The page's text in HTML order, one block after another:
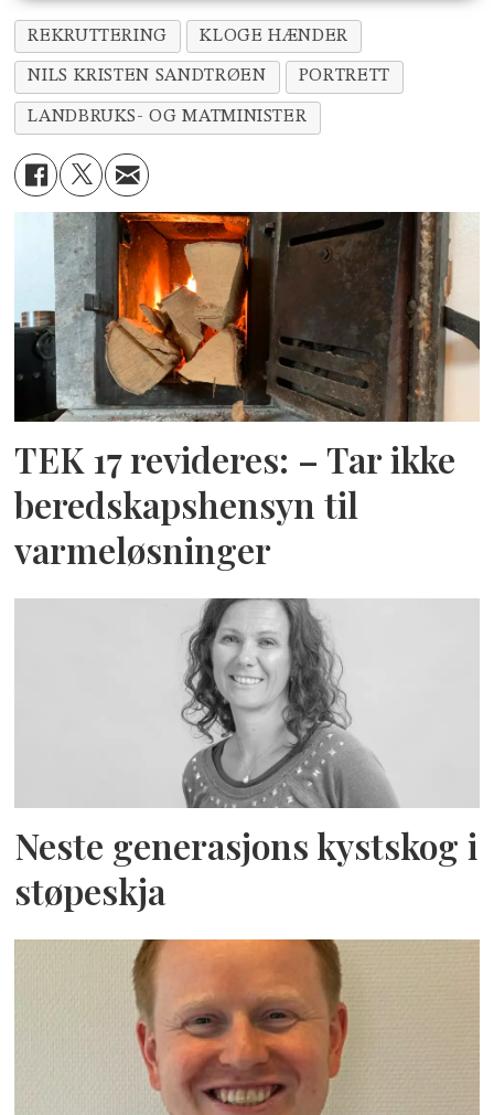
REKRUTTERING KLOGE HÆNDER
NILS KRISTEN SANDTRØEN PORTRETT
LANDBRUKS- OG MATMINISTER
TEK 17 revideres: – Tar ikke
beredskapshensyn til
varmeløsninger
Neste generasjons kystskog i
støpeskja